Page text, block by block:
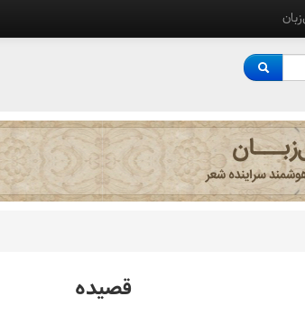
قصيده